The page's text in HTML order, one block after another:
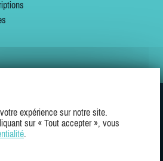
expérience sur notre site.
sur « Tout accepter », vous
.